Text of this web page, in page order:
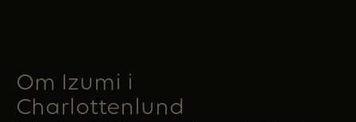
Om Izumi i
Charlottenlund